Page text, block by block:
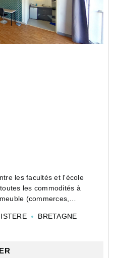
les facultés et l'école
les commodités à
(commerces,
avec une belle exposition
BRETAGNE